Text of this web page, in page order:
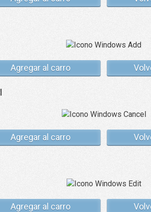
Agregar al carro
Agregar al carro
Agregar al carro